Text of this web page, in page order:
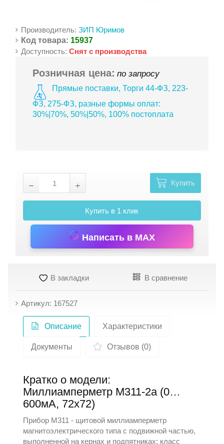
Производитель:ЗИП Юримов
Код товара: 15937
Доступность:Снят с производства
Розничная цена: по запросу
Прямые поставки, Торги 44-ФЗ, 223-
ФЗ, 275-ФЗ, разные формы оплат:
30%|70%, 50%|50%, 100% постоплата
Купить
Купить в 1 клик
Написать в MAX
В закладки В сравнение
Артикул: 167527
Описание Характеристики
Документы Отзывов (0)
Кратко о модели:
Миллиамперметр М311-2а (0…
600мА, 72х72)
Прибор М311 - щитовой миллиамперметр
магнитоэлектрического типа с подвижной частью,
выполненной на кернах и подпятниках; класс